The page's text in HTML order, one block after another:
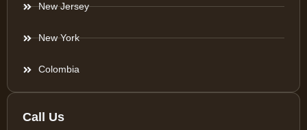
New Jersey
New York
Colombia
Call Us